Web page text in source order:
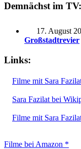
Demnächst im TV:
17. August
Großstadtrevier
Links:
Filme mit Sara
Sara Fazilat bei
Filme mit Sara
Filme bei Amazon *